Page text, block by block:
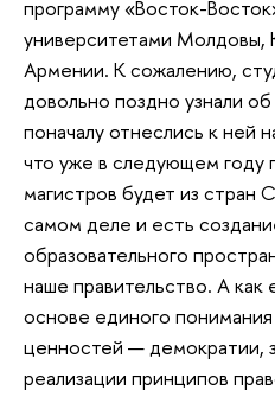
программу «Восток-
университетами Молдовы,
Армении. К сожалению,
довольно поздно узнали
поначалу отнеслись к ней
что уже в следующем году
магистров будет из стран
самом деле и есть
образовательного
наше правительство. А как
основе единого
ценностей — демократии,
реализации принципов